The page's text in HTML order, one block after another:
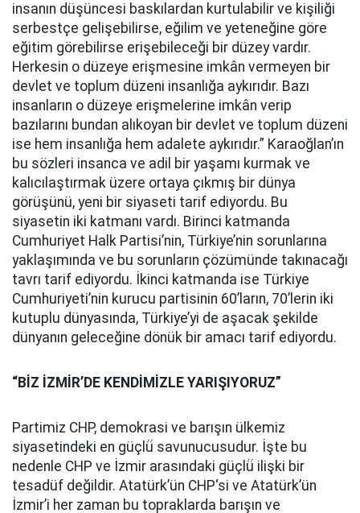
insanın düşüncesi baskılardan kurtulabilir ve kişiliği
serbestçe gelişebilirse, eğilim ve yeteneğine göre
eğitim görebilirse erişebileceği bir düzey vardır.
Herkesin o düzeye erişmesine imkân vermeyen bir
devlet ve toplum düzeni insanlığa aykırıdır. Bazı
insanların o düzeye erişmelerine imkân verip
bazılarını bundan alıkoyan bir devlet ve toplum düzeni
ise hem insanlığa hem adalete aykırıdır.” Karaoğlan’ın
bu sözleri insanca ve adil bir yaşamı kurmak ve
kalıcılaştırmak üzere ortaya çıkmış bir dünya
görüşünü, yeni bir siyaseti tarif ediyordu. Bu
siyasetin iki katmanı vardı. Birinci katmanda
Cumhuriyet Halk Partisi’nin, Türkiye’nin sorunlarına
yaklaşımında ve bu sorunların çözümünde takınacağı
tavrı tarif ediyordu. İkinci katmanda ise Türkiye
Cumhuriyeti’nin kurucu partisinin 60’ların, 70’lerin iki
kutuplu dünyasında, Türkiye’yi de aşacak şekilde
dünyanın geleceğine dönük bir amacı tarif ediyordu.
“BİZ İZMİR’DE KENDİMİZLE YARIŞIYORUZ”
Partimiz CHP, demokrasi ve barışın ülkemiz
siyasetindeki en güçlü̈ savunucusudur. İşte bu
nedenle CHP ve İzmir arasındaki güçlü̈ ilişki bir
tesadüf değildir. Atatürk’ün CHP‘si ve Atatürk’ün
İzmir’i her zaman bu topraklarda barışın ve